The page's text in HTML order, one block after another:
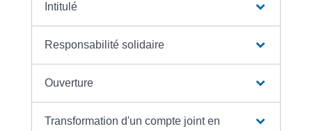
Intitulé
Responsabilité solidaire
Ouverture
Transformation d'un compte joint en